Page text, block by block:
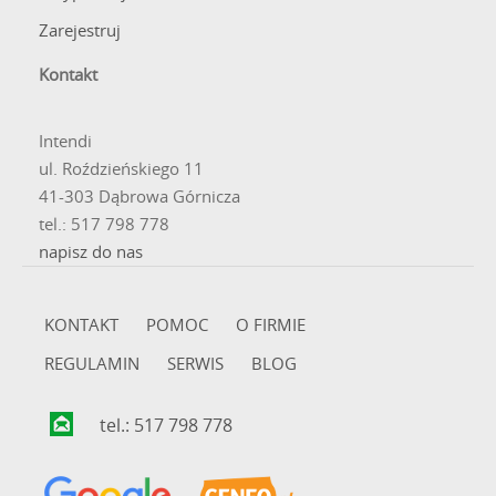
odporność na korozję oraz pełne bezpieczeństwo dla
Zarejestruj
Kontakt
Intendi
ul. Roździeńskiego 11
41-303 Dąbrowa Górnicza
tel.: 517 798 778
napisz do nas
KONTAKT POMOC
O FIRMIE
REGULAMIN
SERWIS BLOG
tel.: 517 798 778